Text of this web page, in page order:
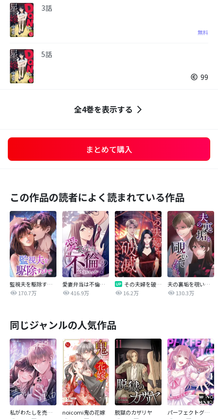
3話
無料
5話
99
全4巻を表示する
まとめて購入
この作品の読者によく読まれている作品
監視夫を駆除するまで
170.7万
愛妻弁当は不倫に含まれますか？
416.9万
その夫婦を破滅させるまで
16.2万
夫の裏垢を覗いてみたら
130.3万
同じジャンルの人気作品
私がわたしを売る理由
noicomi鬼の花嫁
脱獄のカザリヤ
パーフェクトグリッター